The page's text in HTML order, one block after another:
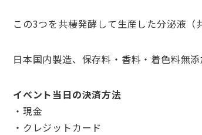
この3つを共棲発酵して生産した分泌液（
日本国内製造、保存料・香料・着色料無
イベント当日の決済方法
・現金
・クレジットカード